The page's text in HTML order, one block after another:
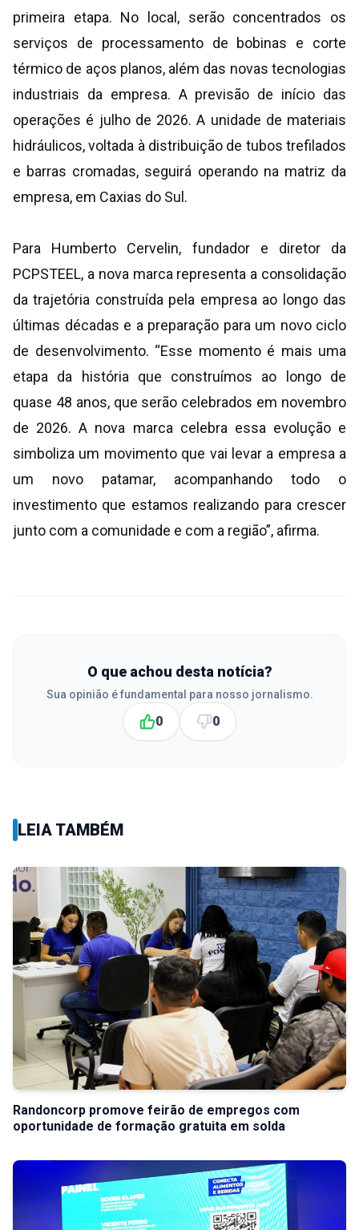
primeira etapa. No local, serão concentrados os
serviços de processamento de bobinas e corte
térmico de aços planos, além das novas tecnologias
industriais da empresa. A previsão de início das
operações é julho de 2026. A unidade de materiais
hidráulicos, voltada à distribuição de tubos trefilados
e barras cromadas, seguirá operando na matriz da
empresa, em Caxias do Sul.
Para Humberto Cervelin, fundador e diretor da
PCPSTEEL, a nova marca representa a consolidação
da trajetória construída pela empresa ao longo das
últimas décadas e a preparação para um novo ciclo
de desenvolvimento. “Esse momento é mais uma
etapa da história que construímos ao longo de
quase 48 anos, que serão celebrados em novembro
de 2026. A nova marca celebra essa evolução e
simboliza um movimento que vai levar a empresa a
um novo patamar, acompanhando todo o
investimento que estamos realizando para crescer
junto com a comunidade e com a região”, afirma.
O que achou desta notícia?
Sua opinião é fundamental para nosso jornalismo.
0 0
LEIA TAMBÉM
Randoncorp promove feirão de empregos com
oportunidade de formação gratuita em solda